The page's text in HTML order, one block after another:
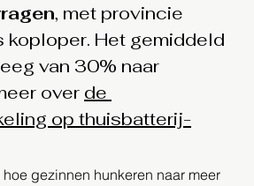
, met provincie
koploper. Het gemiddeld
van 30% naar
over de
op thuisbatterij-
gezinnen hunkeren naar meer